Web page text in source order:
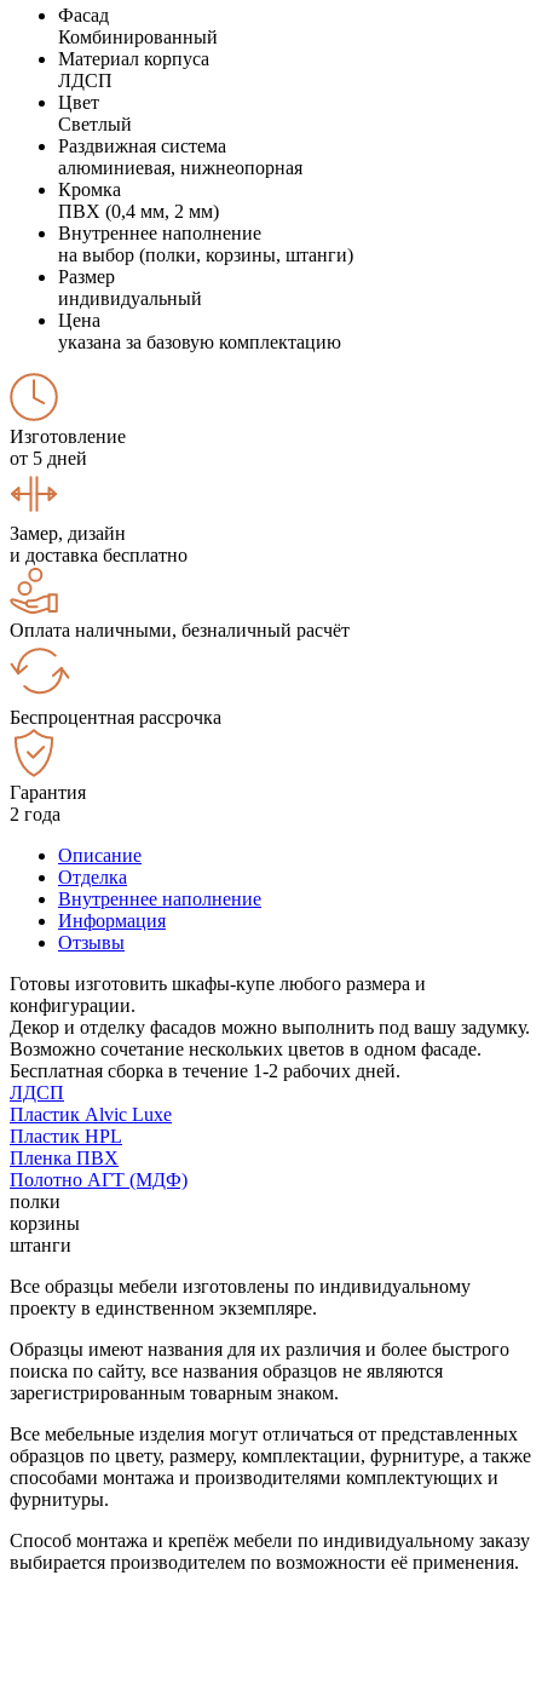
Фасад
Комбинированный
Материал корпуса
ЛДСП
Цвет
Светлый
Раздвижная система
алюминиевая, нижнеопорная
Кромка
ПВХ (0,4 мм, 2 мм)
Внутреннее наполнение
на выбор (полки, корзины, штанги)
Размер
индивидуальный
Цена
указана за базовую комплектацию
Изготовление
от 5 дней
Замер, дизайн
и доставка бесплатно
Оплата наличными, безналичный расчёт
Беспроцентная рассрочка
Гарантия
2 года
Описание
Отделка
Внутреннее наполнение
Информация
Отзывы
Готовы изготовить шкафы-купе любого размера и
конфигурации.
Декор и отделку фасадов можно выполнить под вашу задумку.
Возможно сочетание нескольких цветов в одном фасаде.
Бесплатная сборка в течение 1-2 рабочих дней.
ЛДСП
Пластик Alvic Luxe
Пластик HPL
Пленка ПВХ
Полотно АГТ (МДФ)
полки
корзины
штанги
Все образцы мебели изготовлены по индивидуальному
проекту в единственном экземпляре.
Образцы имеют названия для их различия и более быстрого
поиска по сайту, все названия образцов не являются
зарегистрированным товарным знаком.
Все мебельные изделия могут отличаться от представленных
образцов по цвету, размеру, комплектации, фурнитуре, а также
способами монтажа и производителями комплектующих и
фурнитуры.
Способ монтажа и крепёж мебели по индивидуальному заказу
выбирается производителем по возможности её применения.